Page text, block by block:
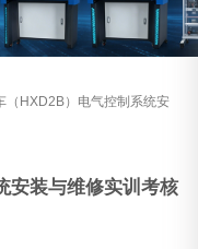
（HXD2B）电气控制系统安
安装与维修实训考核